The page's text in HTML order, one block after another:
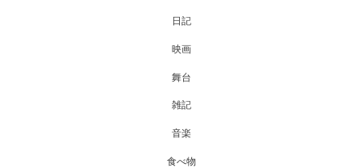
日記
映画
舞台
雑記
音楽
食べ物